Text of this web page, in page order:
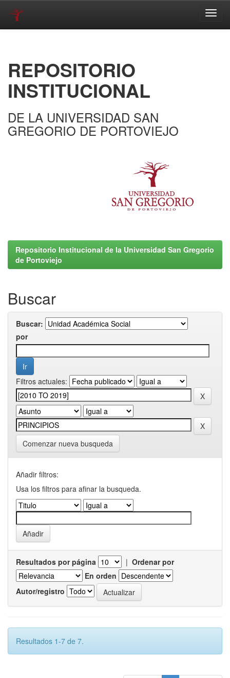
REPOSITORIO
INSTITUCIONAL
DE LA UNIVERSIDAD SAN
GREGORIO DE PORTOVIEJO
Repositorio Institucional de la Universidad San Gregorio
de Portoviejo
Buscar
Buscar:
por
Filtros actuales:
Comenzar nueva busqueda
Añadir filtros:
Usa los filtros para afinar la busqueda.
Resultados por página | Ordenar por
En orden
Autor/registro
Resultados 1-7 de 7.